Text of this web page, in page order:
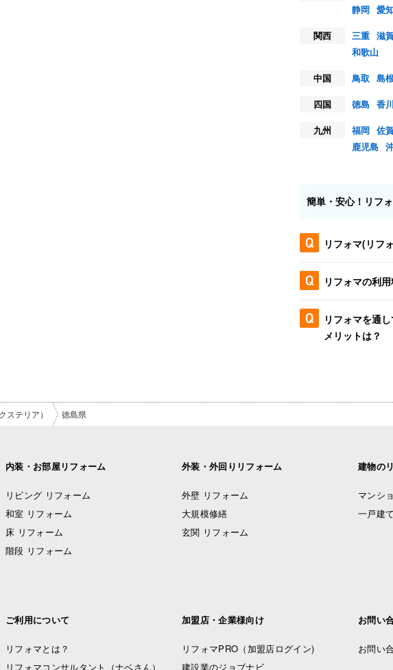
静岡 愛
関西
三重 滋
和歌山
中国
鳥取 島
四国
徳島 香川
九州
福岡 佐
鹿児島
簡単・安心！リフ
リフォマ(リフ
リフォマの利
リフォマを通
メリットは？
ステリア） 徳島県
内装・お部屋リフォーム
リビング リフォーム
和室 リフォーム
床 リフォーム
階段 リフォーム
外装・外回りリフォーム
外壁 リフォーム
大規模修繕
玄関 リフォーム
建物の
マンシ
一戸建
ご利用について
リフォマとは？
リフォマコンサルタント（ナベさん）
加盟店・企業様向け
リフォマPRO （加盟店ログイン)
建設業のジョブナビ
お問い
お問い